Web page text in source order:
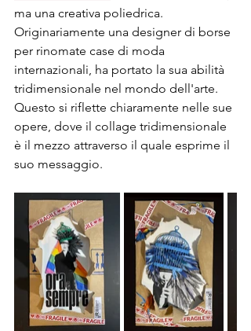
ma una creativa poliedrica.
Originariamente una designer di borse
per rinomate case di moda
internazionali, ha portato la sua abilità
tridimensionale nel mondo dell'arte.
Questo si riflette chiaramente nelle sue
opere, dove il collage tridimensionale
è il mezzo attraverso il quale esprime il
suo messaggio.